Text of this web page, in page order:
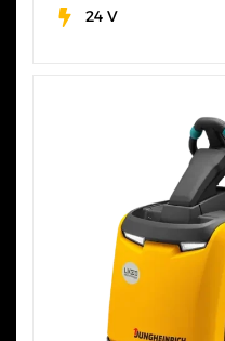
24 V